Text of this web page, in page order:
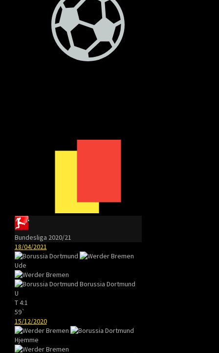
Bundesliga 2020/21
18/04/2021
Ude
Borussia Dortmund
U
T4:1
59`
15/12/2020
Hjemme